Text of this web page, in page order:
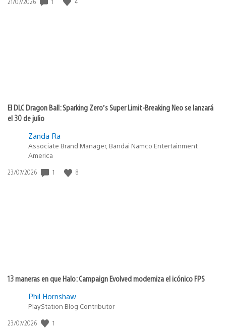
El DLC Dragon Ball: Sparking Zero’s Super Limit-Breaking Neo se lanzará
el 30 de julio
Zanda Ra
Associate Brand Manager, Bandai Namco Entertainment
America
Fecha
23/07/2026 1 8
13 maneras en que Halo: Campaign Evolved moderniza el icónico FPS
Phil Hornshaw
PlayStation Blog Contributor
Fecha
23/07/2026 1